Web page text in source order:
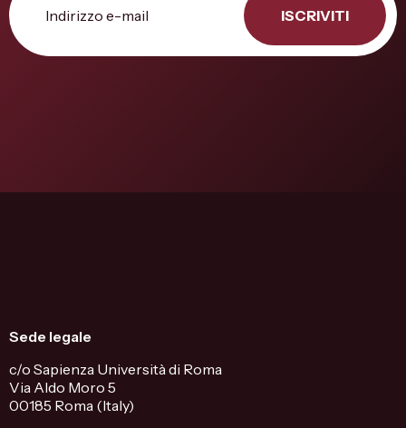
ISCRIVITI
Sede legale
c/o Sapienza Università di Roma
Via Aldo Moro 5
00185 Roma (Italy)